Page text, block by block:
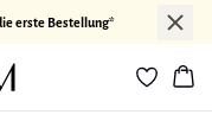
erste Bestellung*